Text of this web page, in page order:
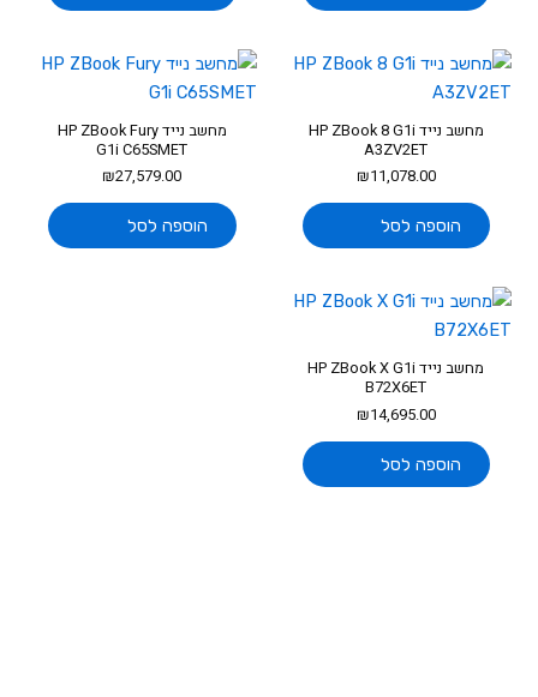
מחשב נייד HP ZBook 8 G1i
A3ZV2ET
₪11,078.00
הוספה לסל
מחשב נייד HP ZBook Fury
G1i C65SMET
₪27,579.00
הוספה לסל
מחשב נייד HP ZBook X G1i
B72X6ET
₪14,695.00
הוספה לסל